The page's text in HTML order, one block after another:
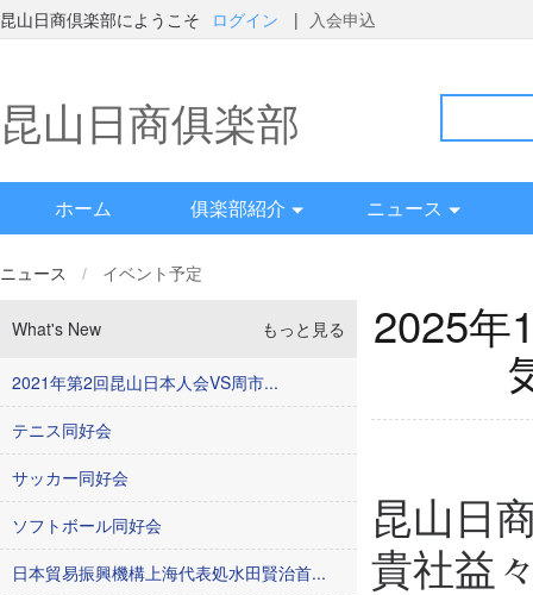
昆山日商倶楽部にようこそ ログイン | 入会申込
昆山日商俱楽部
ホーム 俱楽部紹介 ニュース
ニュース / イベント予定
2025年
昆山日
貴社益
What's New もっと見る
2021年第2回昆山日本人会VS周市...
テニス同好会
サッカー同好会
ソフトボール同好会
日本貿易振興機構上海代表処水田賢治首...